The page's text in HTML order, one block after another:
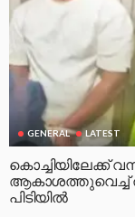
GENERAL LATEST
കൊച്ചിയിലേക്ക്
ആകാശത്തുവെച്ച്
പിടിയിൽ